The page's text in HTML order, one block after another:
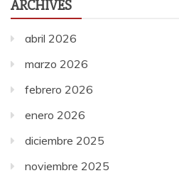
ARCHIVES
abril 2026
marzo 2026
febrero 2026
enero 2026
diciembre 2025
noviembre 2025